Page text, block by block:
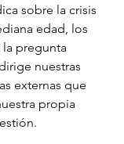
sobre la crisis
edad, los
la pregunta
nuestras
externas que
propia